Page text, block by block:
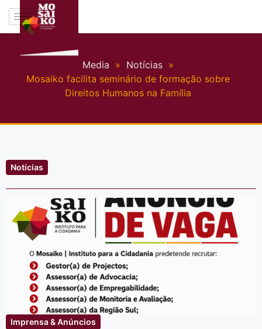
Media » Notícias »
Mosaiko facilita seminário de formação sobre
Direitos Humanos na Família
Notícias
Imprensa & Anúncios